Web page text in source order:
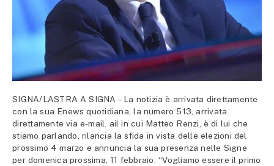
SIGNA/LASTRA A SIGNA – La notizia è arrivata direttamente
con la sua Enews quotidiana, la numero 513, arrivata
direttamente via e-mail. ail in cui Matteo Renzi, è di lui che
stiamo parlando, rilancia la sfida in vista delle elezioni del
prossimo 4 marzo e annuncia la sua presenza nelle Signe
per domenica prossima, 11 febbraio. “Vogliamo essere il primo